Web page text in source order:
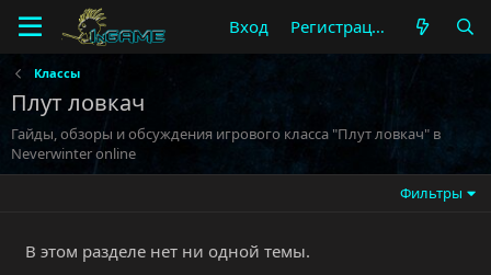
Вход Регистрация
Классы
Плут ловкач
Гайды, обзоры и обсуждения игрового класса "Плут ловкач" в
Neverwinter online
Фильтры
В этом разделе нет ни одной темы.